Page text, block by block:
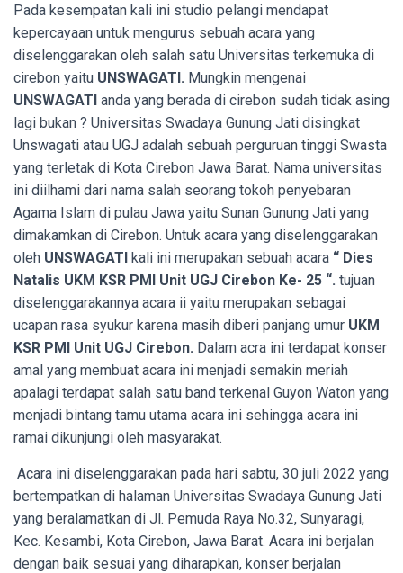
Pada kesempatan kali ini studio pelangi mendapat
kepercayaan untuk mengurus sebuah acara yang
diselenggarakan oleh salah satu Universitas terkemuka di
cirebon yaitu UNSWAGATI. Mungkin mengenai
UNSWAGATI anda yang berada di cirebon sudah tidak asing
lagi bukan ? Universitas Swadaya Gunung Jati disingkat
Unswagati atau UGJ adalah sebuah perguruan tinggi Swasta
yang terletak di Kota Cirebon Jawa Barat. Nama universitas
ini diilhami dari nama salah seorang tokoh penyebaran
Agama Islam di pulau Jawa yaitu Sunan Gunung Jati yang
dimakamkan di Cirebon. Untuk acara yang diselenggarakan
oleh UNSWAGATI kali ini merupakan sebuah acara “ Dies
Natalis UKM KSR PMI Unit UGJ Cirebon Ke- 25 “. tujuan
diselenggarakannya acara ii yaitu merupakan sebagai
ucapan rasa syukur karena masih diberi panjang umur UKM
KSR PMI Unit UGJ Cirebon. Dalam acra ini terdapat konser
amal yang membuat acara ini menjadi semakin meriah
apalagi terdapat salah satu band terkenal Guyon Waton yang
menjadi bintang tamu utama acara ini sehingga acara ini
ramai dikunjungi oleh masyarakat.
Acara ini diselenggarakan pada hari sabtu, 30 juli 2022 yang
bertempatkan di halaman Universitas Swadaya Gunung Jati
yang beralamatkan di Jl. Pemuda Raya No.32, Sunyaragi,
Kec. Kesambi, Kota Cirebon, Jawa Barat. Acara ini berjalan
dengan baik sesuai yang diharapkan, konser berjalan